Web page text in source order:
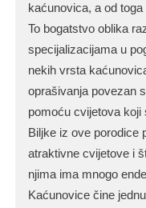
kaćunovica, a od
To bogatstvo oblika
specijalizacijama u
nekih vrsta
oprašivanja povezan
pomoću cvijetova
Biljke iz ove porodice
atraktivne cvijetove i
njima ima mnogo
Kaćunovice čine